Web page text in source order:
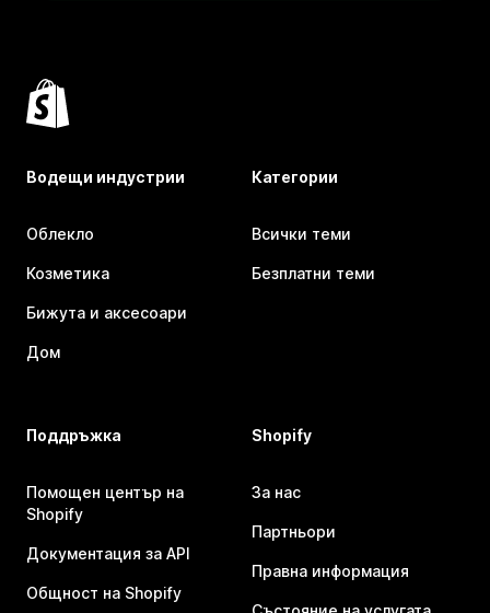
Водещи индустрии
Облекло
Козметика
Бижута и аксесоари
Дом
Категории
Всички теми
Безплатни теми
Поддръжка
Помощен център на
Shopify
Документация за API
Общност на Shopify
Shopify
За нас
Партньори
Правна информация